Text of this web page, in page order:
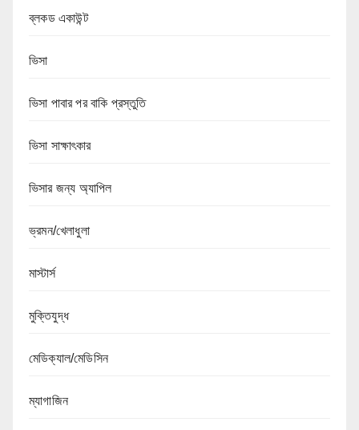
ব্লকড একাউন্ট
ভিসা
ভিসা পাবার পর বাকি প্রস্তুতি
ভিসা সাক্ষাৎকার
ভিসার জন্য অ্যাপিল
ভ্রমন/খেলাধুলা
মাস্টার্স
মুক্তিযুদ্ধ
মেডিক্যাল/মেডিসিন
ম্যাগাজিন